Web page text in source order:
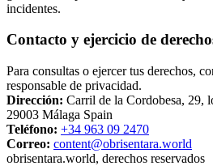
incidentes.
Contacto y ejercicio de
Para consultas o ejercer tus derechos,
responsable de privacidad.
Dirección: Carril de la Cordobesa, 29,
29003 Málaga Spain
Teléfono: +34 963 09 2470
Correo: content@obrisentara.world
obrisentara.world, derechos reservados